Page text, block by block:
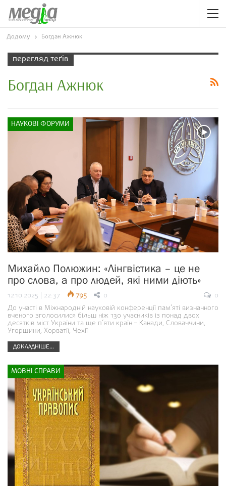
Додому Богдан Ажнюк
перегляд теґів
Богдан Ажнюк
НАУКОВІ ФОРУМИ
Михайло Полюжин: «Лінгвістика – це не
про слова, а про людей, які ними діють»
12.10.2025 | 22:37 795 0
0
До участі в Міжнародній науковій конференції пам’яті визначного
вченого зголосилися більш ніж 130 учасників із понад двох
десятків міст України та ще п’яти країн – Канади, Словаччини,
Угорщини, Хорватії, Чехії
ДОКЛАДНІШЕ...
МОВНІ СПРАВИ